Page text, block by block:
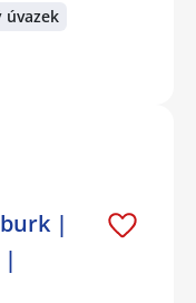
úvazek
|
|